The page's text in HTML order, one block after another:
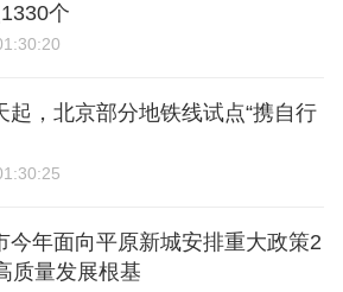
个
起，北京部分地铁线试点“携自行
今年面向平原新城安排重大政策2
质量发展根基